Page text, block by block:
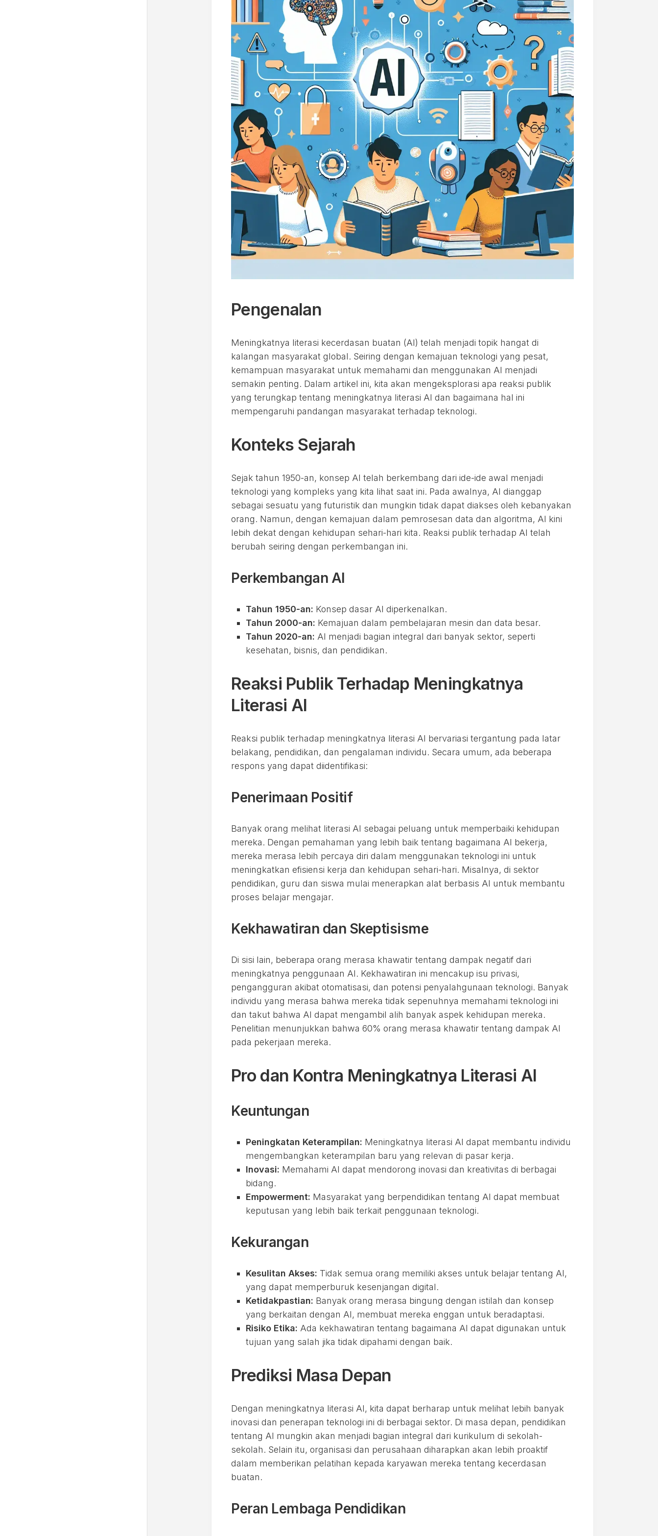
Pengenalan
Meningkatnya literasi kecerdasan buatan (AI) telah menjadi topik hangat di
kalangan masyarakat global. Seiring dengan kemajuan teknologi yang pesat,
kemampuan masyarakat untuk memahami dan menggunakan AI menjadi
semakin penting. Dalam artikel ini, kita akan mengeksplorasi apa reaksi publik
yang terungkap tentang meningkatnya literasi AI dan bagaimana hal ini
mempengaruhi pandangan masyarakat terhadap teknologi.
Konteks Sejarah
Sejak tahun 1950-an, konsep AI telah berkembang dari ide-ide awal menjadi
teknologi yang kompleks yang kita lihat saat ini. Pada awalnya, AI dianggap
sebagai sesuatu yang futuristik dan mungkin tidak dapat diakses oleh kebanyakan
orang. Namun, dengan kemajuan dalam pemrosesan data dan algoritma, AI kini
lebih dekat dengan kehidupan sehari-hari kita. Reaksi publik terhadap AI telah
berubah seiring dengan perkembangan ini.
Perkembangan AI
Tahun 1950-an: Konsep dasar AI diperkenalkan.
Tahun 2000-an: Kemajuan dalam pembelajaran mesin dan data besar.
Tahun 2020-an: AI menjadi bagian integral dari banyak sektor, seperti
kesehatan, bisnis, dan pendidikan.
Reaksi Publik Terhadap Meningkatnya
Literasi AI
Reaksi publik terhadap meningkatnya literasi AI bervariasi tergantung pada latar
belakang, pendidikan, dan pengalaman individu. Secara umum, ada beberapa
respons yang dapat diidentifikasi:
Penerimaan Positif
Banyak orang melihat literasi AI sebagai peluang untuk memperbaiki kehidupan
mereka. Dengan pemahaman yang lebih baik tentang bagaimana AI bekerja,
mereka merasa lebih percaya diri dalam menggunakan teknologi ini untuk
meningkatkan efisiensi kerja dan kehidupan sehari-hari. Misalnya, di sektor
pendidikan, guru dan siswa mulai menerapkan alat berbasis AI untuk membantu
proses belajar mengajar.
Kekhawatiran dan Skeptisisme
Di sisi lain, beberapa orang merasa khawatir tentang dampak negatif dari
meningkatnya penggunaan AI. Kekhawatiran ini mencakup isu privasi,
pengangguran akibat otomatisasi, dan potensi penyalahgunaan teknologi. Banyak
individu yang merasa bahwa mereka tidak sepenuhnya memahami teknologi ini
dan takut bahwa AI dapat mengambil alih banyak aspek kehidupan mereka.
Penelitian menunjukkan bahwa 60% orang merasa khawatir tentang dampak AI
pada pekerjaan mereka.
Pro dan Kontra Meningkatnya Literasi AI
Keuntungan
Peningkatan Keterampilan: Meningkatnya literasi AI dapat membantu individu
mengembangkan keterampilan baru yang relevan di pasar kerja.
Inovasi: Memahami AI dapat mendorong inovasi dan kreativitas di berbagai
bidang.
Empowerment: Masyarakat yang berpendidikan tentang AI dapat membuat
keputusan yang lebih baik terkait penggunaan teknologi.
Kekurangan
Kesulitan Akses: Tidak semua orang memiliki akses untuk belajar tentang AI,
yang dapat memperburuk kesenjangan digital.
Ketidakpastian: Banyak orang merasa bingung dengan istilah dan konsep
yang berkaitan dengan AI, membuat mereka enggan untuk beradaptasi.
Risiko Etika: Ada kekhawatiran tentang bagaimana AI dapat digunakan untuk
tujuan yang salah jika tidak dipahami dengan baik.
Prediksi Masa Depan
Dengan meningkatnya literasi AI, kita dapat berharap untuk melihat lebih banyak
inovasi dan penerapan teknologi ini di berbagai sektor. Di masa depan, pendidikan
tentang AI mungkin akan menjadi bagian integral dari kurikulum di sekolah-
sekolah. Selain itu, organisasi dan perusahaan diharapkan akan lebih proaktif
dalam memberikan pelatihan kepada karyawan mereka tentang kecerdasan
buatan.
Peran Lembaga Pendidikan